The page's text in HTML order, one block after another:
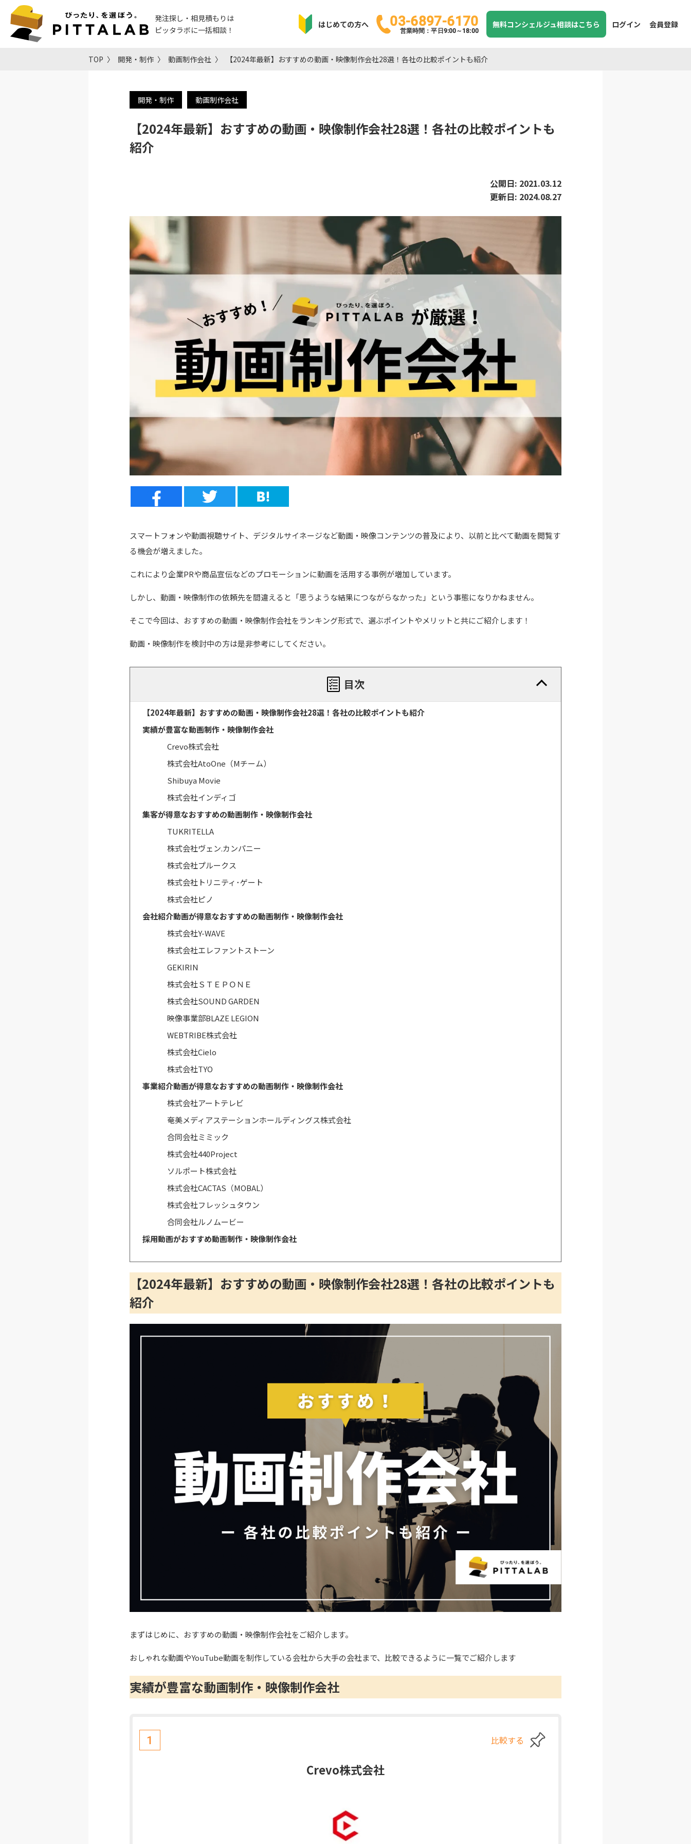
発注探し・相見積もりは
ピッタラボに一括相談！
はじめての方へ 03-6897-6170
営業時間：平日9:00～18:00
無料コンシェルジュ相談はこちら ログイン 会員登録
TOP 開発・制作 動画制作会社 【2024年最新】おすすめの動画・映像制作会社28選！各社の比較ポイントも紹介
開発・制作 動画制作会社
【2024年最新】おすすめの動画・映像制作会社28選！各社の比較ポイントも
紹介
公開日: 2021.03.12
更新日: 2024.08.27
スマートフォンや動画視聴サイト、デジタルサイネージなど動画・映像コンテンツの普及により、以前と比べて動画を閲覧す
る機会が増えました。
これにより企業PRや商品宣伝などのプロモーションに動画を活用する事例が増加しています。
しかし、動画・映像制作の依頼先を間違えると「思うような結果につながらなかった」という事態になりかねません。
そこで今回は、 おすすめの動画・映像制作会社をランキング形式で、選ぶポイントやメリットと共にご紹介します！
動画・映像制作を検討中の方は是非参考にしてください。
目次
【2024年最新】おすすめの動画・映像制作会社28選！各社の比較ポイントも紹介
実績が豊富な動画制作・映像制作会社
Crevo株式会社
株式会社AtoOne（Mチーム）
Shibuya Movie
株式会社インディゴ
集客が得意なおすすめの動画制作・映像制作会社
TUKRITELLA
株式会社ヴェン.カンパニー
株式会社プルークス
株式会社トリニティ･ゲート
株式会社ピノ
会社紹介動画が得意なおすすめの動画制作・映像制作会社
株式会社Y-WAVE
株式会社エレファントストーン
GEKIRIN
株式会社ＳＴＥＰＯＮＥ
株式会社SOUND GARDEN
映像事業部BLAZE LEGION
WEBTRIBE株式会社
株式会社Cielo
株式会社TYO
事業紹介動画が得意なおすすめの動画制作・映像制作会社
株式会社アートテレビ
奄美メディアステーションホールディングス株式会社
合同会社ミミック
株式会社440Project
ソルポート株式会社
株式会社CACTAS（MOBAL）
株式会社フレッシュタウン
合同会社ルノムービー
採用動画がおすすめ動画制作・映像制作会社
【2024年最新】おすすめの動画・映像制作会社28選！各社の比較ポイントも
紹介
まずはじめに、おすすめの動画・映像制作会社をご紹介します。
おしゃれな動画やYouTube動画を制作している会社から大手の会社まで、比較できるように一覧でご紹介します
実績が豊富な動画制作・映像制作会社
1 比較する
Crevo株式会社